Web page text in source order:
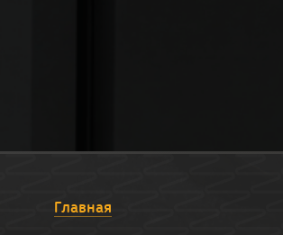
Главная